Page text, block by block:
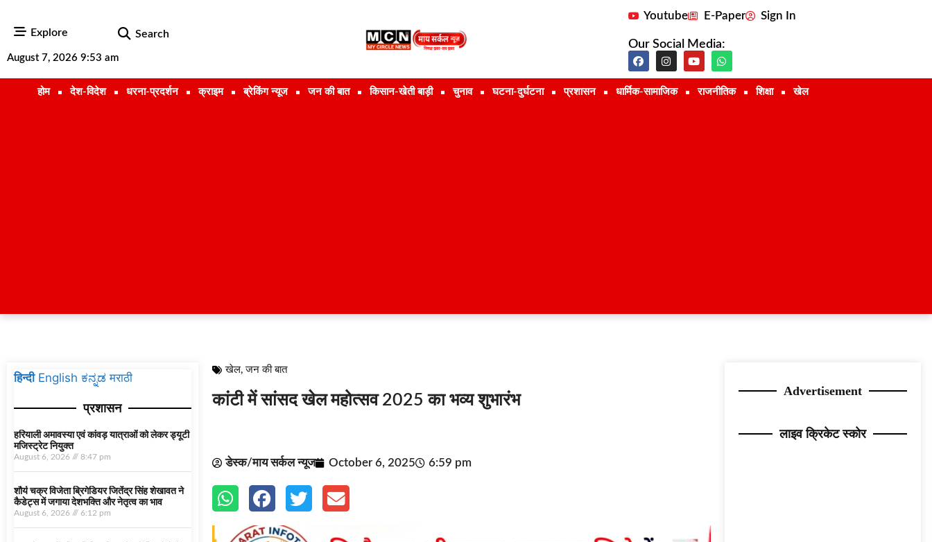
Explore Search
August 7, 2026 9:53 am
Youtube E-Paper Sign In
Our Social Media:
होम देश-विदेश धरना-प्रदर्शन क्राइम ब्रेकिंग न्यूज जन की बात किसान-खेती बाड़ी चुनाव घटना-दुर्घटना प्रशासन धार्मिक-सामाजिक राजनीतिक शिक्षा खेल
हिन्दी English ಕನ್ನಡ मराठी
प्रशासन
हरियाली अमावस्या एवं कांवड़ यात्राओं को लेकर ड्यूटी
मजिस्ट्रेट नियुक्त
August 6, 2026 8:47 pm
शौर्य चक्र विजेता ब्रिगेडियर जितेंद्र सिंह शेखावत ने
कैडेट्स में जगाया देशभक्ति और नेतृत्व का भाव
August 6, 2026 6:12 pm
खेल,जन की बात
कांटी में सांसद खेल महोत्सव 2025 का भव्य शुभारंभ
डेस्क/माय सर्कल न्यूज October 6, 2025 6:59 pm
Advertisement
लाइव क्रिकेट स्कोर